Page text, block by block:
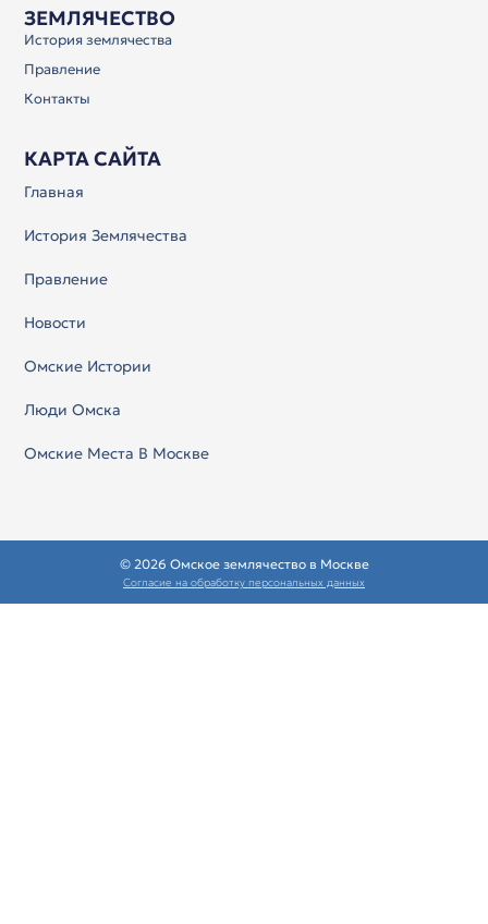
ЗЕМЛЯЧЕСТВО
История землячества
Правление
Контакты
КАРТА САЙТА
Главная
История Землячества
Правление
Новости
Омские Истории
Люди Омска
Омские Места В Москве
© 2026 Омское землячество в Москве
Согласие на обработку персональных данных